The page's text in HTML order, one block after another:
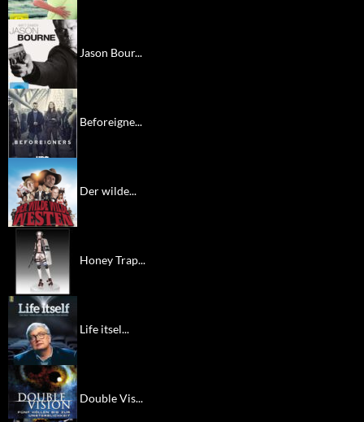
Jason Bour...
Beforeigne...
Der wilde...
Honey Trap...
Life itsel...
Double Vis...